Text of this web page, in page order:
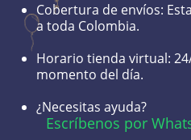
Cobertura de envíos:
a toda Colombia.
Horario tienda virtual:
momento del día.
¿Necesitas ayuda?
Escríbenos por